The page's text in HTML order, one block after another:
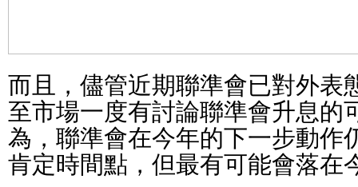
而且，儘管近期聯準會已對外表
至市場一度有討論聯準會升息的
為，聯準會在今年的下一步動作
肯定時間點，但最有可能會落在